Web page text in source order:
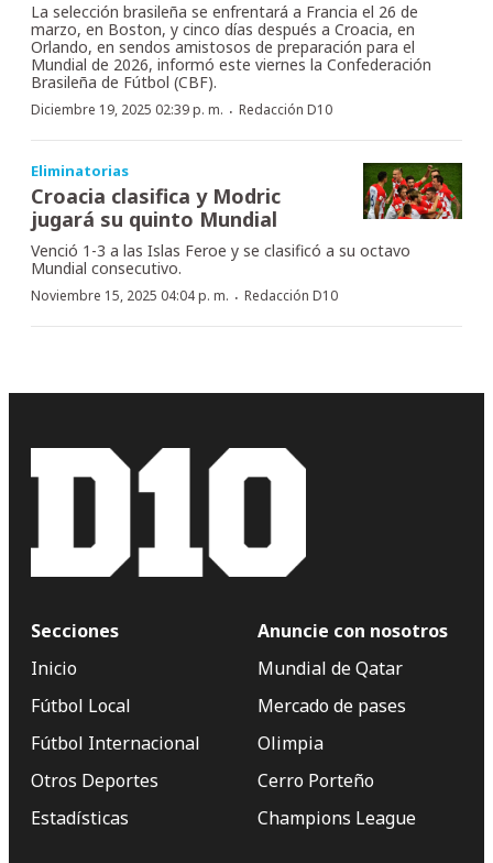
La selección brasileña se enfrentará a Francia el 26 de
marzo, en Boston, y cinco días después a Croacia, en
Orlando, en sendos amistosos de preparación para el
Mundial de 2026, informó este viernes la Confederación
Brasileña de Fútbol (CBF).
Diciembre 19, 2025 02:39 p. m. · Redacción D10
Eliminatorias
Croacia clasifica y Modric
jugará su quinto Mundial
Venció 1-3 a las Islas Feroe y se clasificó a su octavo
Mundial consecutivo.
Noviembre 15, 2025 04:04 p. m. · Redacción D10
Secciones
Inicio
Fútbol Local
Fútbol Internacional
Otros Deportes
Estadísticas
Anuncie con nosotros
Mundial de Qatar
Mercado de pases
Olimpia
Cerro Porteño
Champions League